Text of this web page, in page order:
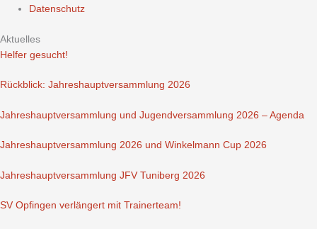
Datenschutz
Aktuelles
Helfer gesucht!
Rückblick: Jahreshauptversammlung 2026
Jahreshauptversammlung und Jugendversammlung 2026 – Agenda
Jahreshauptversammlung 2026 und Winkelmann Cup 2026
Jahreshauptversammlung JFV Tuniberg 2026
SV Opfingen verlängert mit Trainerteam!